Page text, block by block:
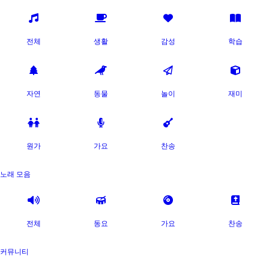
전체 생활 감성 학습
자연 동물 놀이 재미
원가 가요 찬송
노래 모음
전체 동요 가요 찬송
커뮤니티